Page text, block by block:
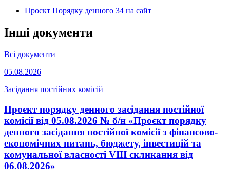
Проєкт Порядку денного 34 на сайт
Інші документи
Всі документи
05.08.2026
Засідання постійних комісій
Проєкт порядку денного засідання постійної
комісії від 05.08.2026 № б/н «Проєкт порядку
денного засідання постійної комісії з фінансово-
економічних питань, бюджету, інвестицій та
комунальної власності VІІІ скликання від
06.08.2026»